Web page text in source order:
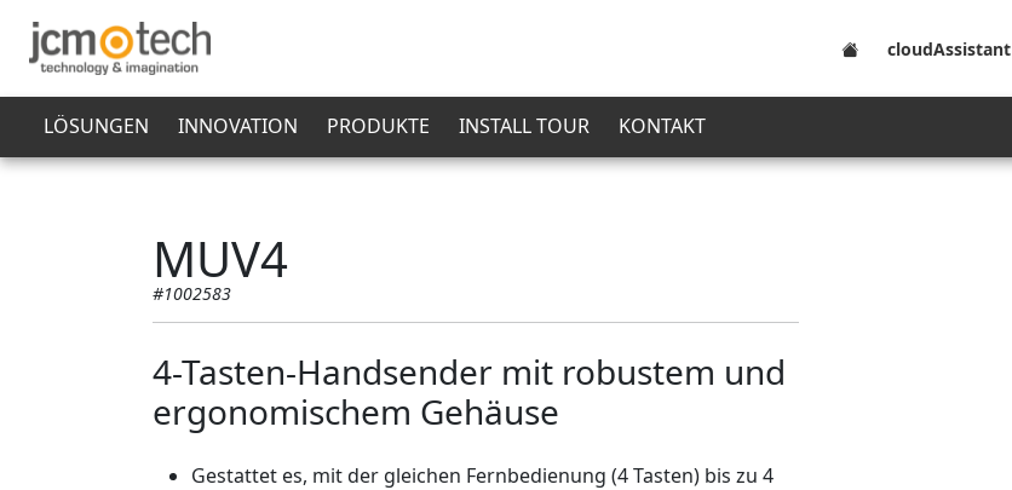
cloudAssistant
LÖSUNGEN INNOVATION PRODUKTE INSTALL TOUR KONTAKT
MUV4
#1002583
4-Tasten-Handsender mit robustem und
ergonomischem Gehäuse
Gestattet es, mit der gleichen Fernbedienung (4 Tasten) bis zu 4